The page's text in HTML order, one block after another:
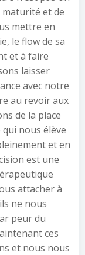
maturité et de
mettre en
le flow de sa
et à faire
laisser
avec notre
au revoir aux
de la place
nous élève
et en
est une
attacher à
ne nous
peur du
ces
et nous nous